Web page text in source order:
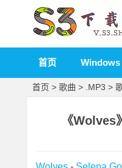
首页 Windows
首页 > 歌曲 > .MP3 >
《